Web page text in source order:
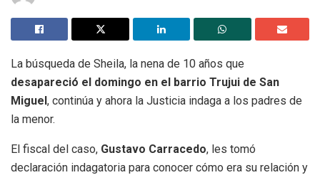
La búsqueda de Sheila, la nena de 10 años que
desapareció el domingo en el barrio Trujui de San
Miguel, continúa y ahora la Justicia indaga a los padres de
la menor.
El fiscal del caso, Gustavo Carracedo, les tomó
declaración indagatoria para conocer cómo era su relación y